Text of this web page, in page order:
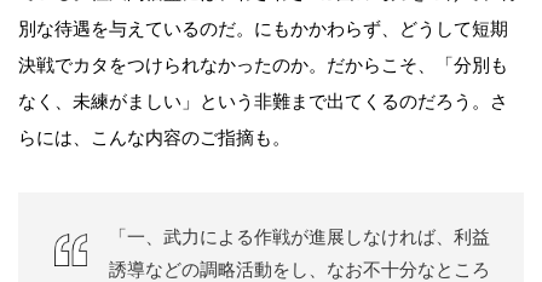
別な待遇を与えているのだ。にもかかわらず、どうして短期
決戦でカタをつけられなかったのか。だからこそ、「分別も
なく、未練がましい」という非難まで出てくるのだろう。さ
らには、こんな内容のご指摘も。
「一、武力による作戦が進展しなければ、利益
誘導などの調略活動をし、なお不十分なところ